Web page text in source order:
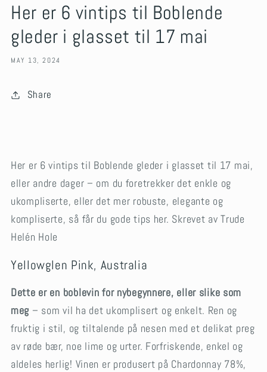
Her er 6 vintips til Boblende
gleder i glasset til 17 mai
MAY 13, 2024
Share
Her er 6 vintips til Boblende gleder i glasset til 17 mai,
eller andre dager – om du foretrekker det enkle og
ukompliserte, eller det mer robuste, elegante og
kompliserte, så får du gode tips her. Skrevet av Trude
Helén Hole
Yellowglen Pink, Australia
Dette er en boblevin for nybegynnere, eller slike som
meg – som vil ha det ukomplisert og enkelt. Ren og
fruktig i stil, og tiltalende på nesen med et delikat preg
av røde bær, noe lime og urter. Forfriskende, enkel og
aldeles herlig! Vinen er produsert på Chardonnay 78%,